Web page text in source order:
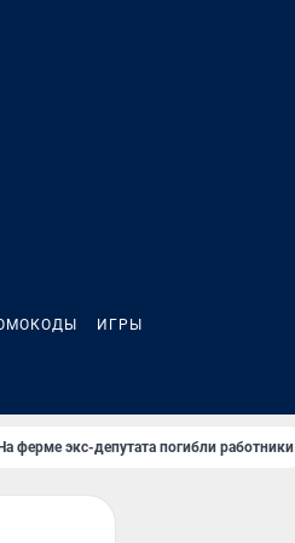
ИГРЫ
ферме экс-депутата погибли работники